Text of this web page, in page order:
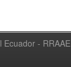
- RRAAE